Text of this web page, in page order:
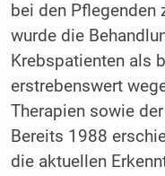
bei den Pflegenden
wurde die
Krebspatienten als
erstrebenswert
Therapien sowie
Bereits 1988
die aktuellen